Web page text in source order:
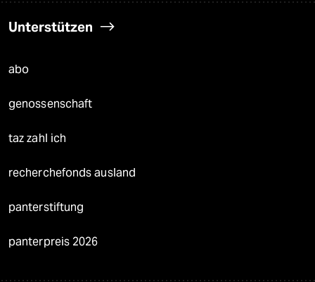
Unterstützen
abo
genossenschaft
taz zahl ich
recherchefonds ausland
panterstiftung
panterpreis 2026